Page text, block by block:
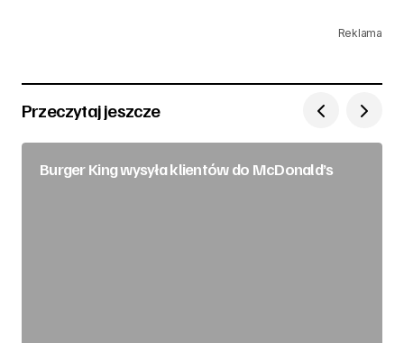
Reklama
Przeczytaj jeszcze
Burger King wysyła klientów do McDonald’s